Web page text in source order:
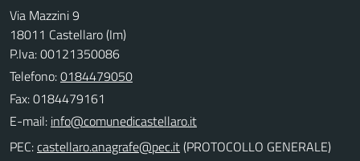
Via Mazzini 9
18011 Castellaro (Im)
P.Iva: 00121350086
Telefono:0184479050
Fax: 0184479161
E-mail:
PEC:
(PROTOCOLLO GENERALE)